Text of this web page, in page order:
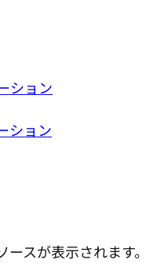
ション
ション
スが表示されます。